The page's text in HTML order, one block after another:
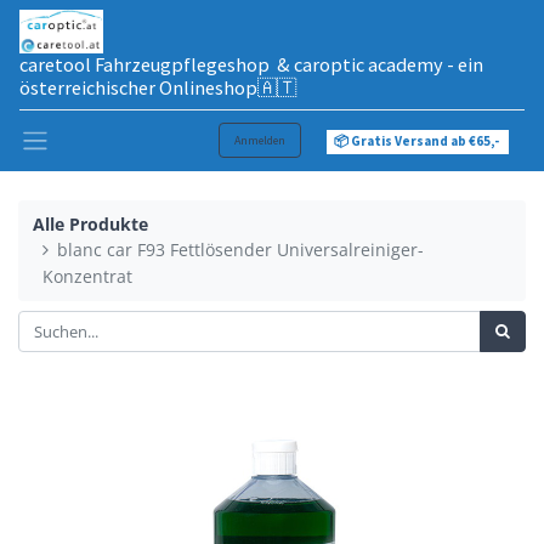
caretool Fahrzeugpflegeshop & caroptic academy - ein
österreichischer Onlineshop🇦🇹
Anmelden 📦 Gratis Versand ab €65,-
Alle Produkte
blanc car F93 Fettlösender Universalreiniger-
Konzentrat